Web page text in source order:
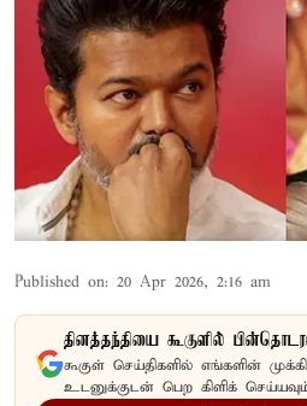
Published on: 20 Apr 2026, 2:16 am
தினத்தந்தியை கூகுளில்
கூகுள் செய்திகளில் எங்களின்
உடனுக்குடன் பெற கிளிக்